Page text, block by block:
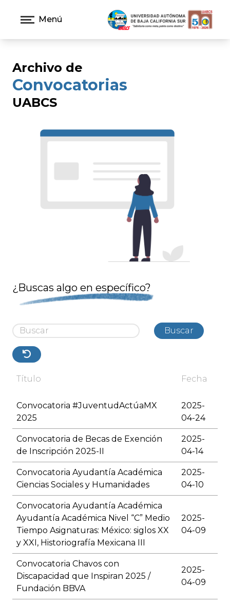
Menú
Archivo de
Convocatorias
UABCS
¿Buscas algo en específico?
Buscar
Título Fecha
Convocatoria #JuventudActúaMX
2025
2025-
04-24
Convocatoria de Becas de Exención
de Inscripción 2025-II
2025-
04-14
Convocatoria Ayudantía Académica
Ciencias Sociales y Humanidades
2025-
04-10
Convocatoria Ayudantía Académica
Ayudantía Académica Nivel “C” Medio
Tiempo Asignaturas: México: siglos XX
y XXI, Historiografía Mexicana III
2025-
04-09
Convocatoria Chavos con
Discapacidad que Inspiran 2025 /
Fundación BBVA
2025-
04-09